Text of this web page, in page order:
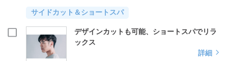
サイドカット＆ショートスパ
デザインカットも可能、ショートスパでリラ
ックス
詳細